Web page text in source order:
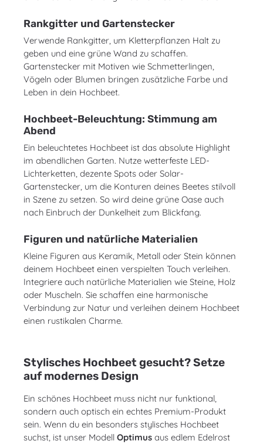
Rankgitter und Gartenstecker
Verwende Rankgitter, um Kletterpflanzen Halt zu
geben und eine grüne Wand zu schaffen.
Gartenstecker mit Motiven wie Schmetterlingen,
Vögeln oder Blumen bringen zusätzliche Farbe und
Leben in dein Hochbeet.
Hochbeet-Beleuchtung: Stimmung am
Abend
Ein beleuchtetes Hochbeet ist das absolute Highlight
im abendlichen Garten. Nutze wetterfeste LED-
Lichterketten, dezente Spots oder Solar-
Gartenstecker, um die Konturen deines Beetes stilvoll
in Szene zu setzen. So wird deine grüne Oase auch
nach Einbruch der Dunkelheit zum Blickfang.
Figuren und natürliche Materialien
Kleine Figuren aus Keramik, Metall oder Stein können
deinem Hochbeet einen verspielten Touch verleihen.
Integriere auch natürliche Materialien wie Steine, Holz
oder Muscheln. Sie schaffen eine harmonische
Verbindung zur Natur und verleihen deinem Hochbeet
einen rustikalen Charme.
Stylisches Hochbeet gesucht? Setze
auf modernes Design
Ein schönes Hochbeet muss nicht nur funktional,
sondern auch optisch ein echtes Premium-Produkt
sein. Wenn du ein besonders stylisches Hochbeet
suchst, ist unser Modell Optimus aus edlem Edelrost